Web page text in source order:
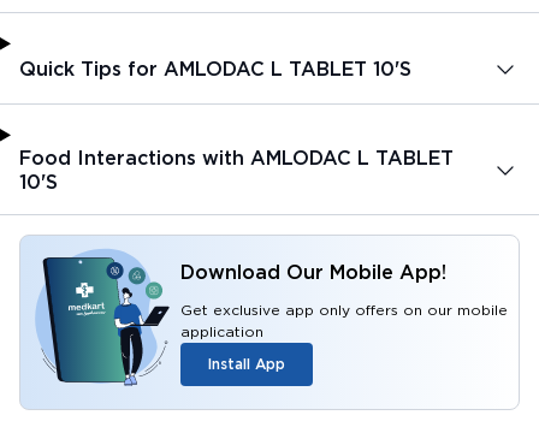
Quick Tips for AMLODAC L TABLET 10'S
Food Interactions with AMLODAC L TABLET
10'S
Download Our Mobile App!
Get exclusive app only offers on our mobile
application
Install App